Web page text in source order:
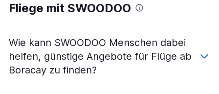
Fliege mit SWOODOO
Wie kann SWOODOO Menschen dabei
helfen, günstige Angebote für Flüge ab
Boracay zu finden?